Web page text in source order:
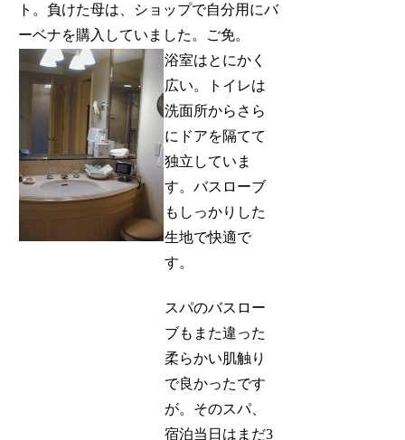
ト。負けた母は、ショップで自分用にバ
ーベナを購入していました。ご免。
浴室はとにかく
広い。トイレは
洗面所からさら
にドアを隔てて
独立していま
す。バスローブ
もしっかりした
生地で快適で
す。
スパのバスロー
ブもまた違った
柔らかい肌触り
で良かったです
が。そのスパ、
宿泊当日はまだ3